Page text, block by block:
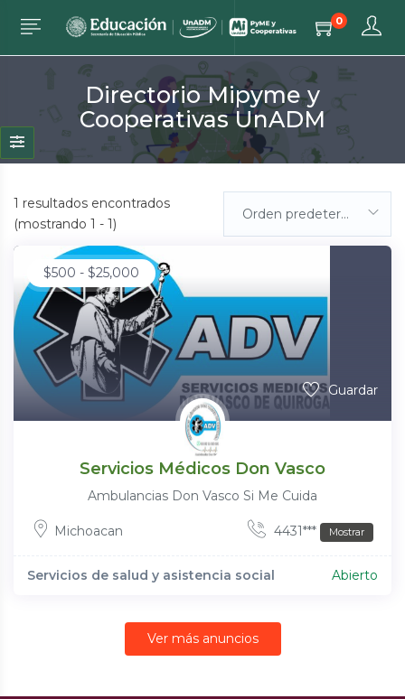
0
Directorio Mipyme y
Cooperativas UnADM
1 resultados encontrados
(mostrando 1 - 1)
Orden predeterminada
$500 - $25,000
Guardar
Servicios Médicos Don Vasco
Ambulancias Don Vasco Si Me Cuida
Michoacan 4431*** Mostrar
Servicios de salud y asistencia social Abierto
Ver más anuncios